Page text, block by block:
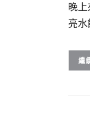
晚
亮